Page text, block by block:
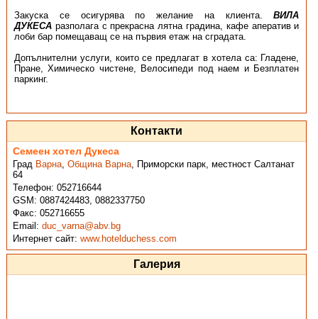
Закуска се осигурява по желание на клиента.ВИЛА
ДУКЕСАразполага с прекрасна лятна градина, кафе аператив и
лоби бар помещаващ се на първия етаж на сградата.
Допълнителни услуги, които се предлагат в хотела са: Гладене,
Пране, Химическо чистене, Велосипеди под наем и Безплатен
паркинг.
Контакти
Семеен хотел Дукеса
Град Варна,Община Варна, Приморски парк, местност Салтанат
64
Телефон:052716644
GSM:0887424483, 0882337750
Факс:052716655
Email:duc_varna@abv.bg
Интернет сайт:www.hotelduchess.com
Галерия